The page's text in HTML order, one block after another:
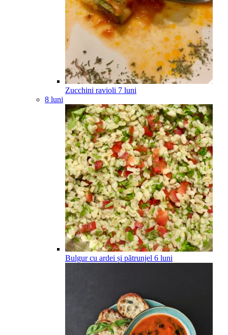
Zucchini ravioli 7 luni
8 luni
Bulgur cu ardei și pătrunjel 6 luni